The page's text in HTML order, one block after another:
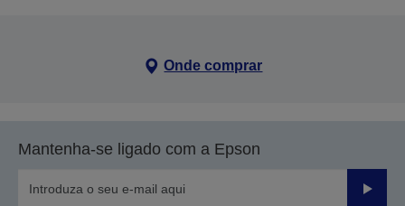
Onde comprar
Mantenha-se ligado com a Epson
Enviar